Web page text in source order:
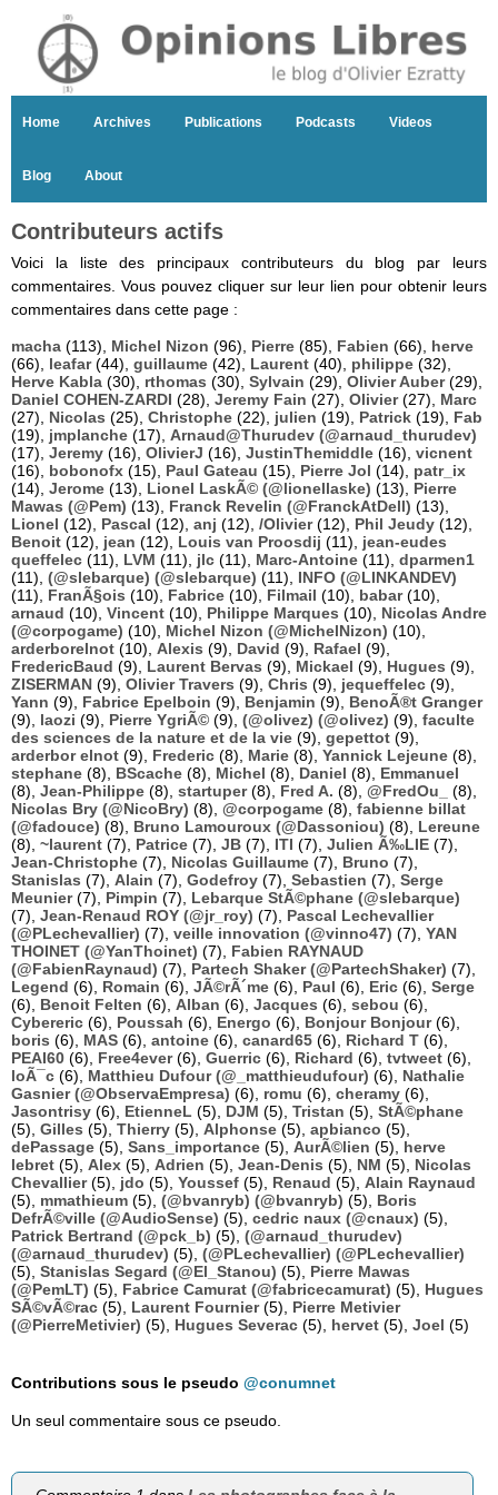
Home Archives Publications Podcasts Videos
Blog About
Contributeurs actifs
Voici la liste des principaux contributeurs du blog par leurs
commentaires. Vous pouvez cliquer sur leur lien pour obtenir leurs
commentaires dans cette page :
macha (113), Michel Nizon (96), Pierre (85), Fabien (66), herve
(66), leafar(44), guillaume (42), Laurent (40), philippe (32),
Herve Kabla (30), rthomas (30), Sylvain (29), Olivier Auber(29),
Daniel COHEN-ZARDI (28), Jeremy Fain (27), Olivier(27), Marc
(27), Nicolas (25), Christophe (22), julien (19), Patrick (19), Fab
(19), jmplanche (17), Arnaud@Thurudev (@arnaud_thurudev)
(17), Jeremy (16), OlivierJ (16), JustinThemiddle (16), vicnent
(16), bobonofx (15), Paul Gateau (15), Pierre Jol (14), patr_ix
(14), Jerome (13), Lionel LaskÃ© (@lionellaske) (13), Pierre
Mawas (@Pem) (13), Franck Revelin (@FranckAtDell) (13),
Lionel (12), Pascal (12), anj (12), /Olivier(12), Phil Jeudy (12),
Benoit (12), jean (12), Louis van Proosdij (11), jean-eudes
queffelec (11), LVM (11), jlc (11), Marc-Antoine (11), dparmen1
(11), (@slebarque) (@slebarque) (11), INFO (@LINKANDEV)
(11), FranÃ§ois (10), Fabrice (10), Filmail (10), babar(10),
arnaud (10), Vincent (10), Philippe Marques (10), Nicolas Andre
(@corpogame) (10), Michel Nizon (@MichelNizon) (10),
arderborelnot (10), Alexis (9), David (9), Rafael (9),
FredericBaud (9), Laurent Bervas (9), Mickael (9), Hugues (9),
ZISERMAN (9), Olivier Travers (9), Chris (9), jequeffelec (9),
Yann (9), Fabrice Epelboin (9), Benjamin (9), BenoÃ®t Granger
(9), laozi (9), Pierre YgriÃ© (9), (@olivez) (@olivez) (9), faculte
des sciences de la nature et de la vie (9), gepettot (9),
arderbor elnot (9), Frederic (8), Marie (8), Yannick Lejeune (8),
stephane (8), BScache (8), Michel (8), Daniel (8), Emmanuel
(8), Jean-Philippe (8), startuper(8), Fred A. (8), @FredOu_
(8),
Nicolas Bry (@NicoBry) (8), @corpogame (8), fabienne billat
(@fadouce) (8), Bruno Lamouroux (@Dassoniou) (8), Lereune
(8), ~laurent (7), Patrice (7), JB (7), ITI (7), Julien Ã‰LIE (7),
Jean-Christophe (7), Nicolas Guillaume (7), Bruno (7),
Stanislas (7), Alain (7), Godefroy (7), Sebastien (7), Serge
Meunier(7), Pimpin (7), Lebarque StÃ©phane (@slebarque)
(7), Jean-Renaud ROY (@jr_roy) (7), Pascal Lechevallier
(@PLechevallier) (7), veille innovation (@vinno47) (7), YAN
THOINET (@YanThoinet) (7), Fabien RAYNAUD
(@FabienRaynaud) (7), Partech Shaker (@PartechShaker) (7),
Legend (6), Romain (6), JÃ©rÃ´me (6), Paul (6), Eric (6), Serge
(6), Benoit Felten (6), Alban (6), Jacques (6), sebou (6),
Cybereric (6), Poussah (6), Energo (6), Bonjour Bonjour(6),
boris (6), MAS (6), antoine (6), canard65 (6), Richard T (6),
PEAI60 (6), Free4ever(6), Guerric (6), Richard (6), tvtweet (6),
loÃ¯c (6), Matthieu Dufour (@_matthieudufour) (6), Nathalie
Gasnier (@ObservaEmpresa) (6), romu (6), cheramy (6),
Jasontrisy (6), EtienneL (5), DJM (5), Tristan (5), StÃ©phane
(5), Gilles (5), Thierry (5), Alphonse (5), apbianco (5),
dePassage (5), Sans_importance (5), AurÃ©lien (5), herve
lebret (5), Alex (5), Adrien (5), Jean-Denis (5), NM (5), Nicolas
Chevallier(5), jdo (5), Youssef (5), Renaud (5), Alain Raynaud
(5), mmathieum (5), (@bvanryb) (@bvanryb) (5), Boris
DefrÃ©ville (@AudioSense) (5), cedric naux (@cnaux) (5),
Patrick Bertrand (@pck_b) (5), (@arnaud_thurudev)
(@arnaud_thurudev) (5), (@PLechevallier) (@PLechevallier)
(5), Stanislas Segard (@El_Stanou) (5), Pierre Mawas
(@PemLT) (5), Fabrice Camurat (@fabricecamurat) (5), Hugues
SÃ©vÃ©rac (5), Laurent Fournier(5), Pierre Metivier
(@PierreMetivier) (5), Hugues Severac (5), hervet (5), Joel (5)
Contributions sous le pseudo @conumnet
Un seul commentaire sous ce pseudo.